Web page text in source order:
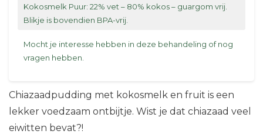
Chiazaadpudding met kokosmelk en fruit is een
lekker voedzaam ontbijtje. Wist je dat chiazaad veel
eiwitten bevat?!
Kokosmelk Puur: 22% vet – 80% kokos – guargom vrij.
Blikje is bovendien BPA-vrij.
Mocht je interesse hebben in deze behandeling of nog
vragen hebben.